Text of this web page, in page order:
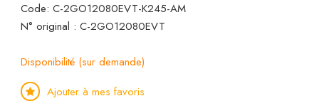
Code: C-2GO12080EVT-K245-AM
N° original : C-2GO12080EVT
Disponibilité (sur demande)
Ajouter à mes favoris